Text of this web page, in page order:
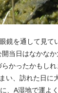
鏡を通して見て
当日はなかな
かったかもし
い、訪れた日に
、A湿地で運よ